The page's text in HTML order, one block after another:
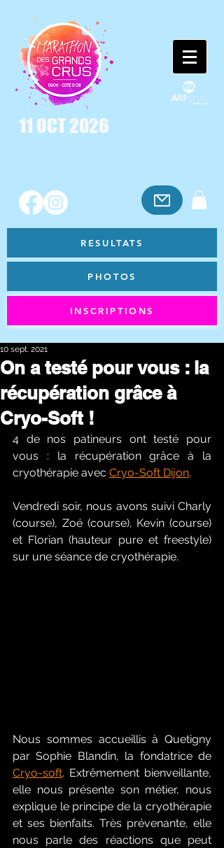
11 OCT 2026
RESULTATS
PHOTOS
INSCRIPTIONS
On a testé pour vous : la
récupération grâce à
Cryo-Soft !
10 sept. 2021
4 de nos patineurs ont testé pour
vous : la récupération grâce à la
cryothérapie avec Cryo-Soft Dijon.
Vendredi soir, nous avons suivi Charly
(course), Zoé (course), Kevin (course)
et Florian (hauteur pure et freestyle)
sur une séance de cryothérapie.
Nous sommes accueillis à Quetigny
Cryo-soft. Extrêmement bienveillante,
elle nous présente son métier, nous
explique le principe de la cryothérapie
et ses bienfaits. Très prévenante, elle
nous parle des réactions que peut